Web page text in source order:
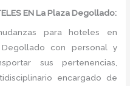
EN La Plaza Degollado:
para hoteles en
con personal y
sus pertenencias,
encargado de